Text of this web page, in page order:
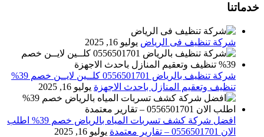
خدماتنا
شركة تنظيف فى الرياض يوليو 16, 2025
شركة تنظيف بالرياض 0556501701 كلــين لايــن خصم 39%
تنظيف وتعقيم المنازل باحدث الاجهزة يوليو 16, 2025
افضل شركة كشف تسربات المياه بالرياض خصم 39% اطلب
الان 0556501701‬‏ – تقارير معتمدة
يوليو 16, 2025